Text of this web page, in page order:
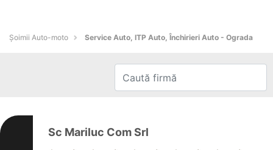
Șoimii Auto-moto Service Auto, ITP Auto, Închirieri Auto - Ograda
Sc Mariluc Com Srl